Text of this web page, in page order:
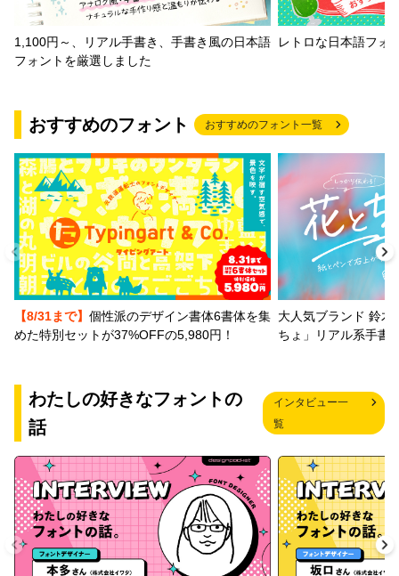
1,100円～、リアル手書き、手書き風の日本語
フォントを厳選しました
レトロな日本語フォ
おすすめのフォント おすすめのフォント一覧
【8/31まで】 個性派のデザイン書体6書体を集
めた特別セットが37%OFFの5,980円！
大人気ブランド 鈴木
ちょ」リアル系手書
わたしの好きなフォントの
話
インタビュー一
覧